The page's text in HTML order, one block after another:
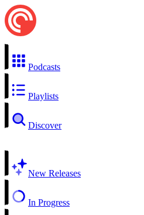
Podcasts
Playlists
Discover
New Releases
In Progress